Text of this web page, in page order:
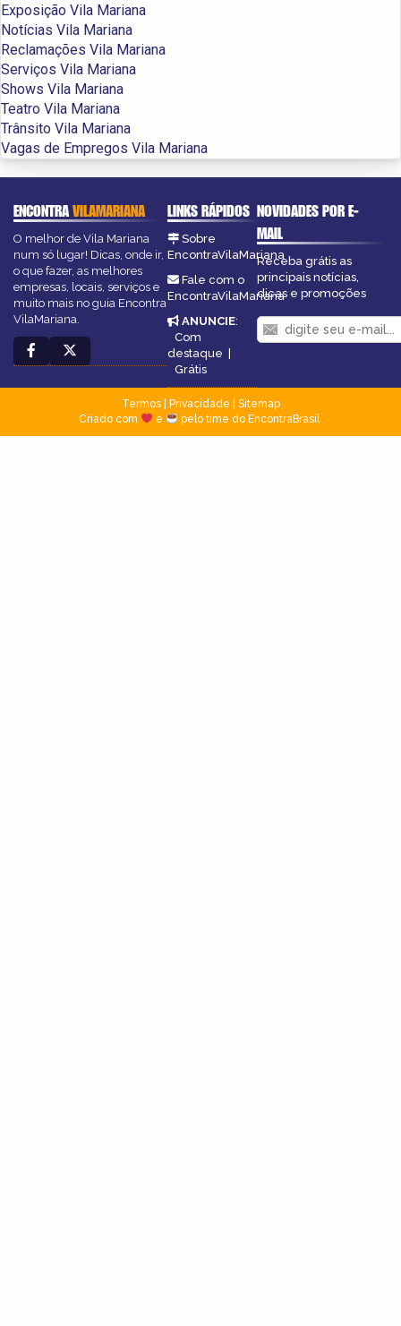
Exposição Vila Mariana
Notícias Vila Mariana
Reclamações Vila Mariana
Serviços Vila Mariana
Shows Vila Mariana
Teatro Vila Mariana
Trânsito Vila Mariana
Vagas de Empregos Vila Mariana
ENCONTRAVILAMARIANA
O melhor de Vila Mariana
num só lugar! Dicas, onde ir,
o que fazer, as melhores
empresas, locais, serviços e
muito mais no guia Encontra
VilaMariana.
LINKS RÁPIDOS
Sobre
EncontraVilaMariana
Fale com o
EncontraVilaMariana
ANUNCIE:
Com
destaque |
Grátis
NOVIDADES POR E-
MAIL
Receba grátis as
principais notícias,
dicas e promoções
Termos| Privacidade
Sitemap
Criado com
e pelo time do EncontraBrasil